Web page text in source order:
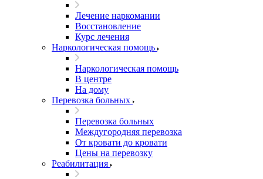
Лечение наркомании
Восстановление
Курс лечения
Наркологическая помощь
Наркологическая помощь
В центре
На дому
Перевозка больных
Перевозка больных
Междугородняя перевозка
От кровати до кровати
Цены на перевозку
Реабилитация